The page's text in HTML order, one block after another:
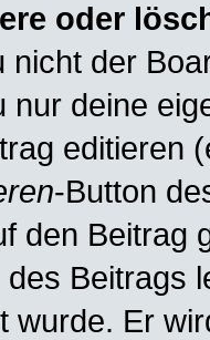
oder
nicht der
nur deine
editieren
-Button
den Beitrag
des Beitrags
wurde. Er